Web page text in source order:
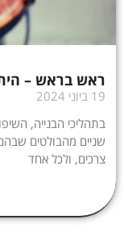
ראש בראש –
19 ביוני 2024
בתהליכי הבנייה,
שניים מהבולטים
צרכים, ולכל אחד